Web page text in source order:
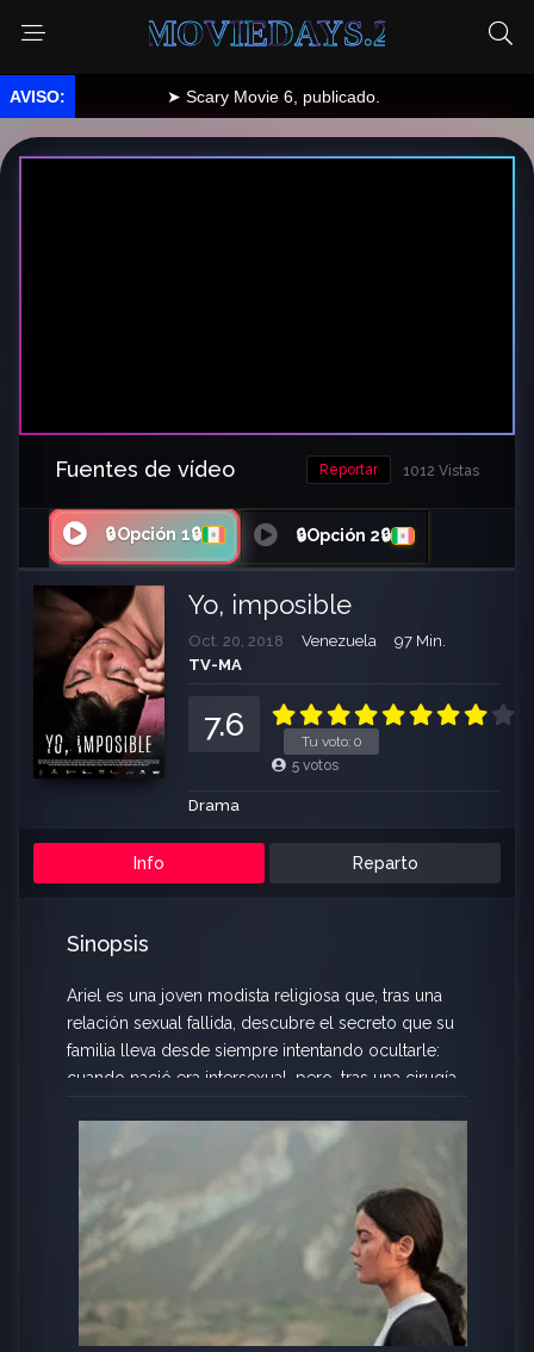
MOVIEDAYS.2
➤ Scary Movie 6, publicado.
Fuentes de vídeo 1012 Vistas
Reportar
🔒Opción 1🔒 🔒Opción 2🔒
Yo, imposible
Oct. 20, 2018 Venezuela
97 Min.
TV-MA
Tu voto: 0
7.6
5 votos
Drama
Info Reparto
Sinopsis
Ariel es una joven modista religiosa que, tras una
relación sexual fallida, descubre el secreto que su
familia lleva desde siempre intentando ocultarle:
cuando nació era intersexual, pero, tras una cirugía
encuentra con que debe tomar una decisión:
continuar con su vida como mujer, aceptada
socialmente pero reprimida, o vivir como
intersexual y soportar que la sociedad la juzgue
por ello.